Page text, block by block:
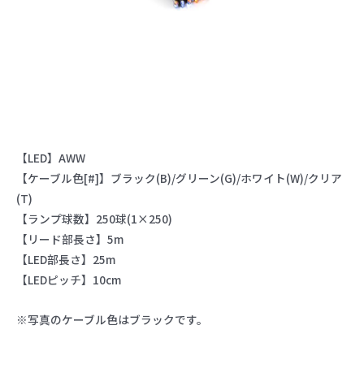
【LED】AWW
【ケーブル色[#]】ブラック(B)/グリーン(G)/ホワイト(W)/クリア
(T)
【ランプ球数】250球(1×250)
【リード部長さ】5m
【LED部長さ】25m
【LEDピッチ】10cm
※写真のケーブル色はブラックです。